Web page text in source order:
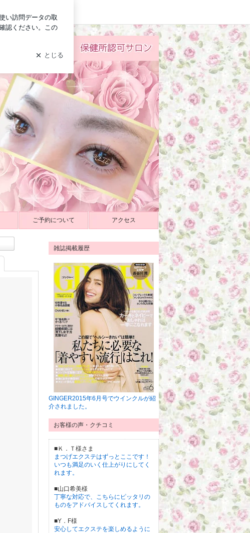
ご予約について アクセス
雑誌掲載履歴
GINGER2015年6月号でウインクルが紹
介されました。
お客様の声・クチコミ
■Ｋ．Ｔ様さま
まつげエクステはずっとここです！
いつも満足のいく仕上がりにしてく
れます。
■山口希美様
丁寧な対応で、こちらにピッタリの
ものをアドバイスしてくれます。
■Y．F様
安心してエクステを楽しめるように